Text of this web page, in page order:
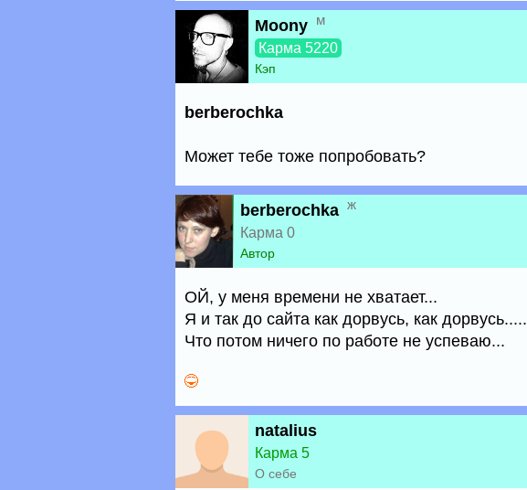
Moony м
Карма 5220
Кэп
berberochka
Может тебе тоже попробовать?
berberochka ж
Карма 0
Автор
ОЙ, у меня времени не хватает...
Я и так до сайта как дорвусь, как дорвусь.....
Что потом ничего по работе не успеваю...
natalius
Карма 5
О себе